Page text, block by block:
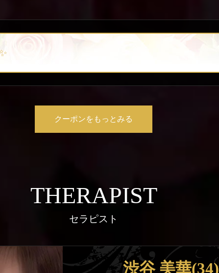
クーポンをもっとみる
THERAPIST
セラピスト
渋谷 美華(34)